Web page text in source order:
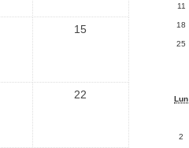
15
22
11
18
25
Lun
2